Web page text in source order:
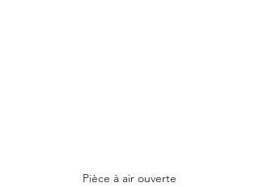
Pièce à air ouverte